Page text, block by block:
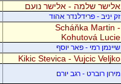
אלישר שלמה - אלישר נועם
זק יניב - פרידלנדר אהוד
Scháňka Martin -
Kohutová Lucie
שיינמן רמי - פאר יוסף
Kikic Stevica - Vujcic Veljko
מירון רוברט - רגב יורם